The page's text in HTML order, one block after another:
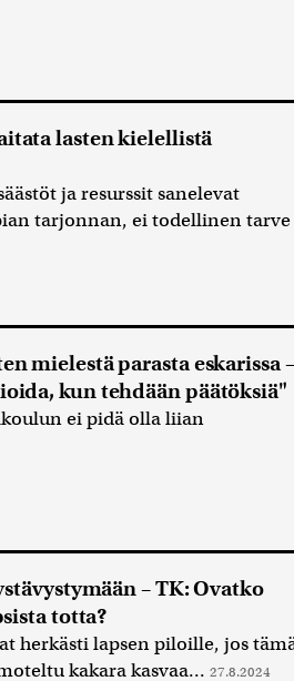
lasten kielellistä
ja resurssit sanelevat
tarjonnan, ei todellinen tarve
mielestä parasta eskarissa –
kun tehdään päätöksiä"
ei pidä olla liian
– TK: Ovatko
totta?
herkästi lapsen piloille, jos
kakara kasvaa... 27.8.2024